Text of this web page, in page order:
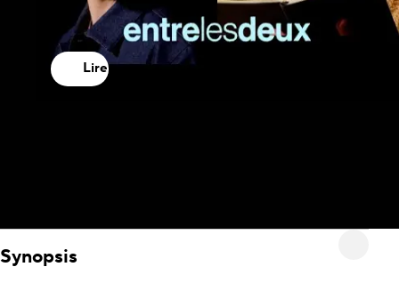
Lire
Synopsis